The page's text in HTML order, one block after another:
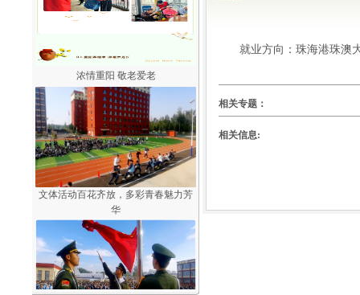
浓情重阳 敬老爱老
文体活动百花齐放，多彩青春魅力芳
华
就业方向：珠海港珠澳
相关专题：
相关信息: